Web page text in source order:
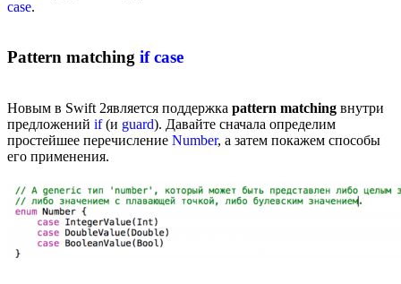
case.
Pattern matching if case
Новым в Swift 2является поддержка pattern matching внутри
предложений if(и guard). Давайте сначала определим
простейшее перечисление Number, а затем покажем способы
его применения.